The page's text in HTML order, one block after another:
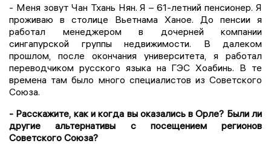
- Меня зовут Чан Тхань Нян. Я – 61-летний пенсионер. Я
проживаю в столице Вьетнама Ханое. До пенсии я
работал менеджером в дочерней компании
сингапурской группы недвижимости. В далеком
прошлом, после окончания университета, я работал
переводчиком русского языка на ГЭС Хоабинь. В те
времена там было много специалистов из Советского
Союза.
- Расскажите, как и когда вы оказались в Орле? Были ли
другие альтернативы с посещением регионов
Советского Союза?